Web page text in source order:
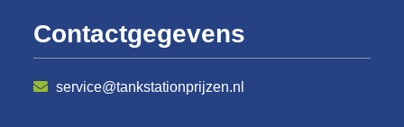
Contactgegevens
service@tankstationprijzen.nl